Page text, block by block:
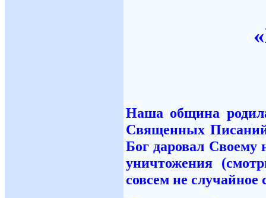
Наша община
Священных
Бог даровал Своему
уничтожения
совсем не случайное